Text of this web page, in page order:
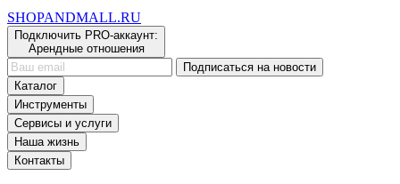
SHOPANDMALL.RU
Подключить PRO-аккаунт:
Арендные отношения
Подписаться на новости
Каталог
Инструменты
Сервисы и услуги
Наша жизнь
Контакты